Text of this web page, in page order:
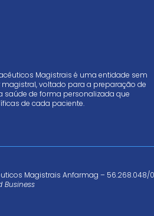
Magistrais é uma entidade sem
voltado para a preparação de
de forma personalizada que
de cada paciente.
Magistrais Anfarmag – 56.268.048/
Business